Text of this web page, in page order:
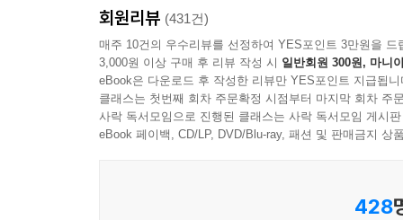
이 따뜻한 공간에 계속 머물고 싶다
이런 사람들과 삶을 함께하고 싶다
후미진 골목길에 새로 들어선 평범한 동네 서점.
보이는 주인 때문에 곧 발길을 끊는다. 서점을 연
있지 않았던 책장도 채우고, 자기 대신 커피를 내
회원리뷰 (431건)
매주 10건의 우수리뷰를 선정하여 YES포인트 3만원을 드
3,000원 이상 구매 후 리뷰 작성 시 일반회원 300원, 마니
eBook은 다운로드 후 작성한 리뷰만 YES포인트 지급됩니
클래스는 첫번째 회차 주문확정 시점부터 마지막 회차 주
사락 독서모임으로 진행된 클래스는 사락 독서모임 게시
eBook 페이백, CD/LP, DVD/Blu-ray, 패션 및 판매금지 상
428